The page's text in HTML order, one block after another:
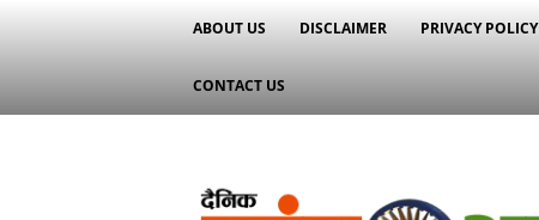
ABOUT US DISCLAIMER PRIVACY POLICY
CONTACT US